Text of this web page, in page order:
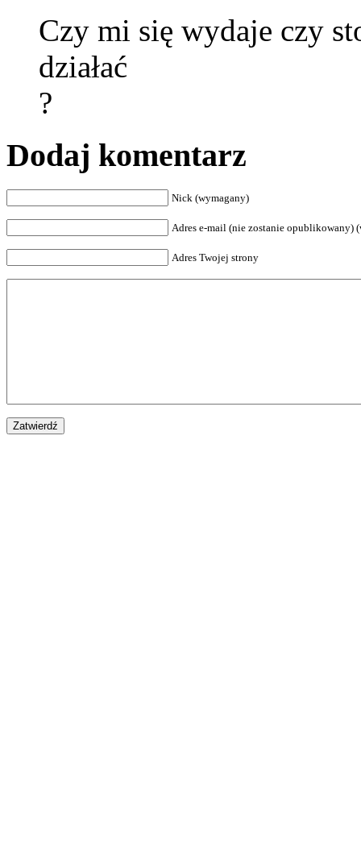
Czy mi się wydaje czy
działać
?
Dodaj komentarz
Nick (wymagany)
Adres e-mail (nie zostanie opublikowany)
Adres Twojej strony